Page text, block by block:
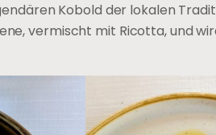
Kobold der lokalen
vermischt mit Ricotta, und